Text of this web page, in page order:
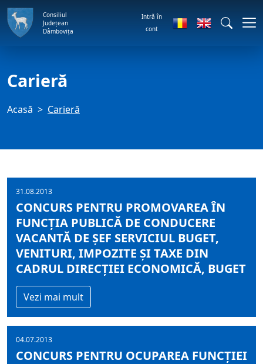
Consiliul
Județean
Dâmbovița
Intră în
cont
Carieră
Acasă Carieră
31.08.2013
CONCURS PENTRU PROMOVAREA ÎN
FUNCŢIA PUBLICĂ DE CONDUCERE
VACANTĂ DE ŞEF SERVICIUL BUGET,
VENITURI, IMPOZITE ŞI TAXE DIN
CADRUL DIRECŢIEI ECONOMICĂ, BUGET
Vezi mai mult
04.07.2013
CONCURS PENTRU OCUPAREA FUNCŢIEI